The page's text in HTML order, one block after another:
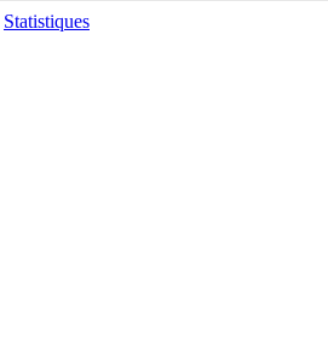
Statistiques